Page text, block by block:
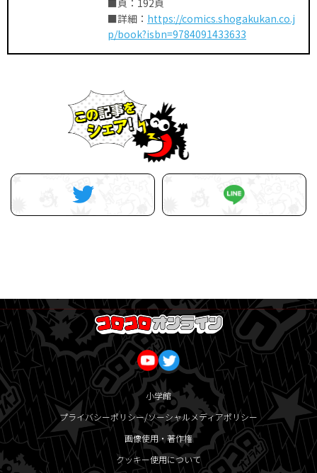
■頁：192頁
■詳細： https://comics.shogakukan.co.j
p/book?isbn=9784091433633
小学館
プライバシーポリシー/ソーシャルメディアポリシー
画像使用・著作権
クッキー使用について